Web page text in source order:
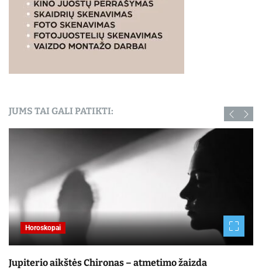
JUMS TAI GALI PATIKTI:
Horoskopai
Jupiterio aikštės Chironas – atmetimo žaizda